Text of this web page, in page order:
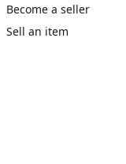
Become a seller
Sell an item